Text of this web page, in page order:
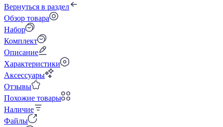
Вернуться в раздел
Обзор товара
Набор
Комплект
Описание
Характеристики
Аксессуары
Отзывы
Похожие товары
Наличие
Файлы